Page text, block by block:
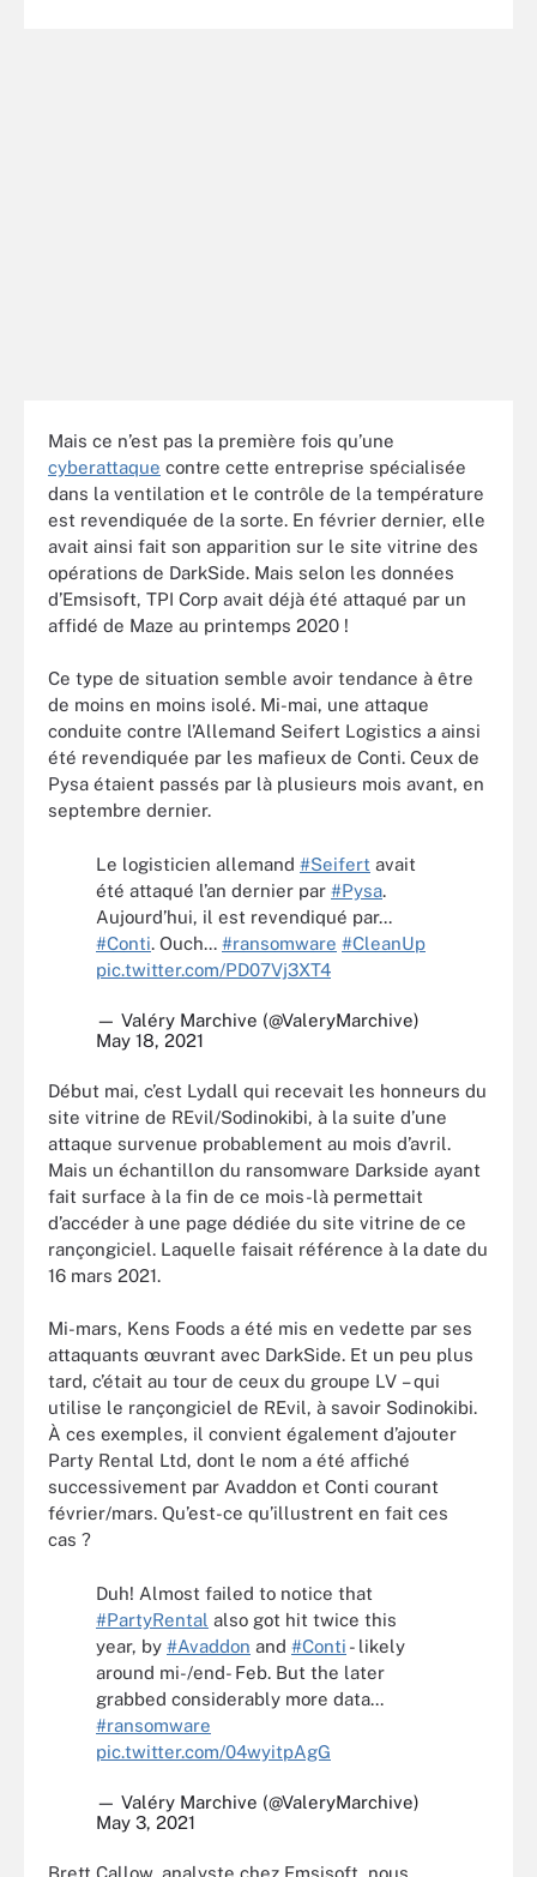
Mais ce n’est pas la première fois qu’une
cyberattaque contre cette entreprise spécialisée
dans la ventilation et le contrôle de la température
est revendiquée de la sorte. En février dernier, elle
avait ainsi fait son apparition sur le site vitrine des
opérations de DarkSide. Mais selon les données
d’Emsisoft, TPI Corp avait déjà été attaqué par un
affidé de Maze au printemps 2020 !
Ce type de situation semble avoir tendance à être
de moins en moins isolé. Mi-mai, une attaque
conduite contre l’Allemand Seifert Logistics a ainsi
été revendiquée par les mafieux de Conti. Ceux de
Pysa étaient passés par là plusieurs mois avant, en
septembre dernier.
Le logisticien allemand #Seifert avait
été attaqué l’an dernier par #Pysa.
Aujourd’hui, il est revendiqué par...
#Conti. Ouch... #ransomware #CleanUp
pic.twitter.com/PD07Vj3XT4
— Valéry Marchive (@ValeryMarchive)
May 18, 2021
Début mai, c’est Lydall qui recevait les honneurs du
site vitrine de REvil/Sodinokibi, à la suite d’une
attaque survenue probablement au mois d’avril.
Mais un échantillon du ransomware Darkside ayant
fait surface à la fin de ce mois-là permettait
d’accéder à une page dédiée du site vitrine de ce
rançongiciel. Laquelle faisait référence à la date du
16 mars 2021.
Mi-mars, Kens Foods a été mis en vedette par ses
attaquants œuvrant avec DarkSide. Et un peu plus
tard, c’était au tour de ceux du groupe LV – qui
utilise le rançongiciel de REvil, à savoir Sodinokibi.
À ces exemples, il convient également d’ajouter
Party Rental Ltd, dont le nom a été affiché
successivement par Avaddon et Conti courant
février/mars. Qu’est-ce qu’illustrent en fait ces
cas ?
Duh! Almost failed to notice that
#PartyRental also got hit twice this
year, by #Avaddon and #Conti - likely
around mi-/end- Feb. But the later
grabbed considerably more data...
#ransomware
pic.twitter.com/04wyitpAgG
— Valéry Marchive (@ValeryMarchive)
May 3, 2021
Brett Callow, analyste chez Emsisoft, nous